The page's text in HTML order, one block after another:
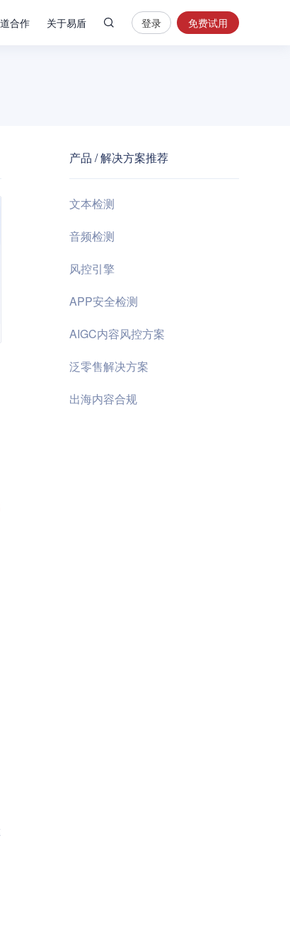
合作 关于易盾
安
全
控
登录 免费试用
产品 / 解决方案推荐
文本检测
音频检测
风控引擎
APP安全检测
AIGC内容风控方案
泛零售解决方案
出海内容合规